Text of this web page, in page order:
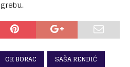
OK BORAC SAŠA RENDIĆ